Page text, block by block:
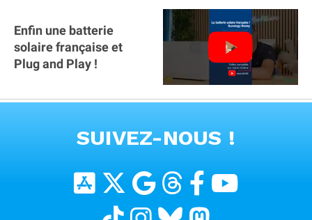
Enfin une batterie
solaire française et
Plug and Play !
SUIVEZ-NOUS !